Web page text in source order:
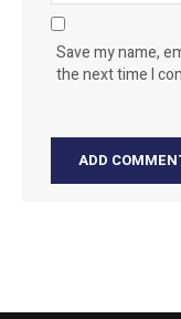
Save my name,
the next time I